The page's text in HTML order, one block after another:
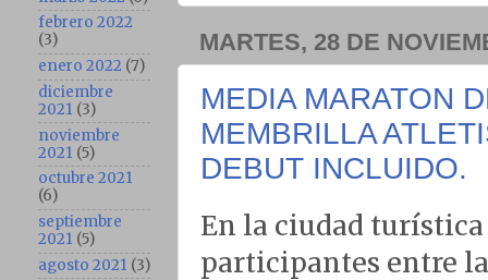
MARTES, 28 DE
MEDIA MARATON
MEMBRILLA
DEBUT INCLUIDO.
En la ciudad
participantes entre
febrero 2022
(3)
enero 2022 (7)
diciembre
2021 (3)
noviembre
2021 (5)
octubre 2021
(6)
septiembre
2021 (5)
agosto 2021 (3)